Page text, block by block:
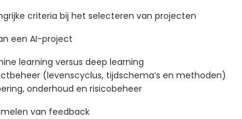
criteria bij het selecteren van projecten
een AI-project
learning versus deep learning
(levenscyclus, tijdschema’s en methoden)
onderhoud en risicobeheer
van feedback